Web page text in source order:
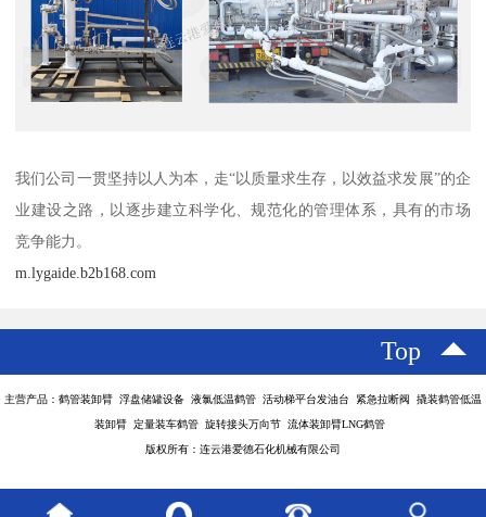
我们公司一贯坚持以人为本，走“以质量求生存，以效益求发展”的企
业建设之路，以逐步建立科学化、规范化的管理体系，具有的市场
竞争能力。
m.lygaide.b2b168.com
Top
主营产品：鹤管装卸臂 浮盘储罐设备 液氯低温鹤管 活动梯平台发油台 紧急拉断阀 撬装鹤管低温
装卸臂 定量装车鹤管 旋转接头万向节 流体装卸臂LNG鹤管
版权所有：连云港爱德石化机械有限公司